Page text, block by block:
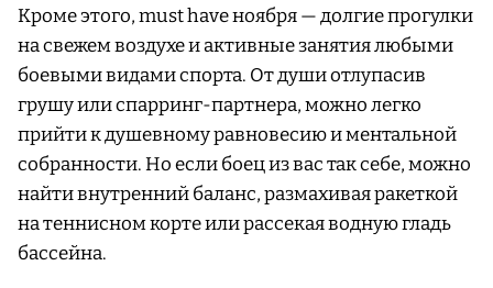
Кроме этого, must have ноября — долгие прогулки
на свежем воздухе и активные занятия любыми
боевыми видами спорта. От души отлупасив
грушу или спарринг-партнера, можно легко
прийти к душевному равновесию и ментальной
собранности. Но если боец из вас так себе, можно
найти внутренний баланс, размахивая ракеткой
на теннисном корте или рассекая водную гладь
бассейна.